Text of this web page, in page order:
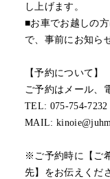
し上げます。
■お車でお越しの
で、事前にお知ら
【予約について】
ご予約はメール、
TEL: 075-754-7232
MAIL:
※ご予約時に【ご
先】をお伝えくだ